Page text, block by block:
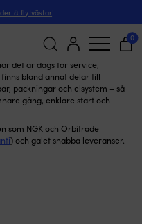
& flytvästar!
0
det är dags för service,
bland annat delar till
packningar och elsystem – så
gång, enklare start och
som NGK och Orbitrade –
) och galet snabba leveranser.